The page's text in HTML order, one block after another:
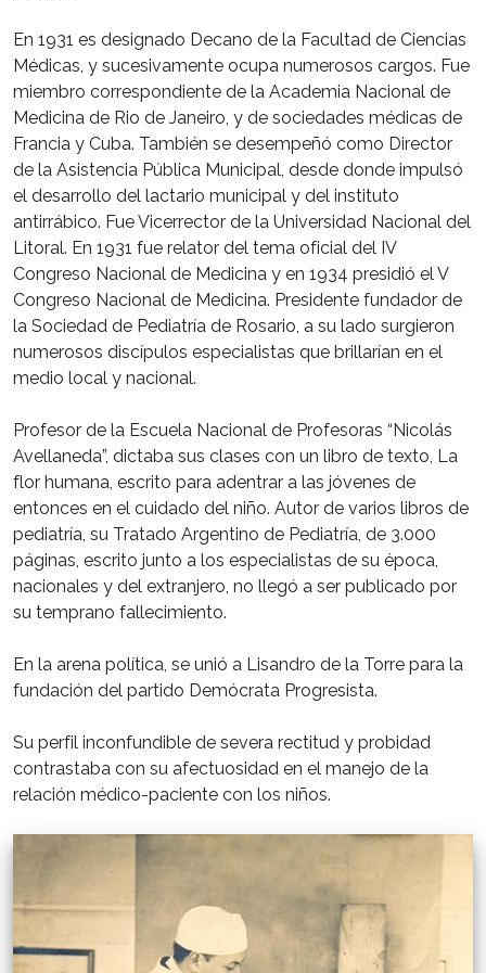
En 1931 es designado Decano de la Facultad de Ciencias
Médicas, y sucesivamente ocupa numerosos cargos. Fue
miembro correspondiente de la Academia Nacional de
Medicina de Rio de Janeiro, y de sociedades médicas de
Francia y Cuba. También se desempeñó como Director
de la Asistencia Pública Municipal, desde donde impulsó
el desarrollo del lactario municipal y del instituto
antirrábico. Fue Vicerrector de la Universidad Nacional del
Litoral. En 1931 fue relator del tema oficial del IV
Congreso Nacional de Medicina y en 1934 presidió el V
Congreso Nacional de Medicina. Presidente fundador de
la Sociedad de Pediatría de Rosario, a su lado surgieron
numerosos discípulos especialistas que brillarían en el
medio local y nacional.
Profesor de la Escuela Nacional de Profesoras “Nicolás
Avellaneda”, dictaba sus clases con un libro de texto, La
flor humana, escrito para adentrar a las jóvenes de
entonces en el cuidado del niño. Autor de varios libros de
pediatría, su Tratado Argentino de Pediatría, de 3.000
páginas, escrito junto a los especialistas de su época,
nacionales y del extranjero, no llegó a ser publicado por
su temprano fallecimiento.
En la arena política, se unió a Lisandro de la Torre para la
fundación del partido Demócrata Progresista.
Su perfil inconfundible de severa rectitud y probidad
contrastaba con su afectuosidad en el manejo de la
relación médico-paciente con los niños.